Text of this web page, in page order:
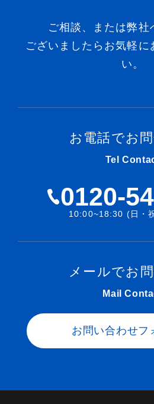
ご相談、または弊社
ございましたらお気軽に
い。
お電話でお
Tel
0120-
10:00~18:30 (日・
メールでお
Mail
お問い合わせフ